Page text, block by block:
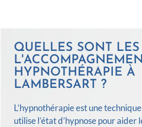
QUELLES SONT LES
HYPNOTHÉRAPIE À
LAMBERSART ?
L’hypnothérapie est une
utilise l’état d’hypnose pour aider